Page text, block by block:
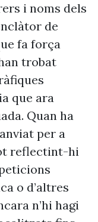
i noms dels
de
fa força
trobat
que ara
Quan ha
per a
reflectint-hi
o d’altres
n’hi hagi